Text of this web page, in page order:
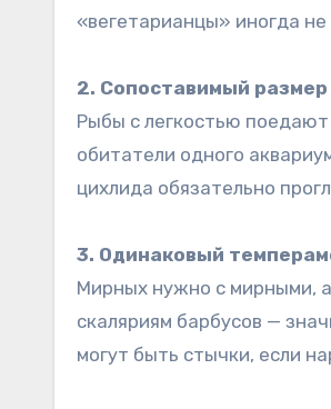
«вегетарианцы» иногда
2. Сопоставимый
Рыбы с легкостью
обитатели одного
цихлида обязательно
3. Одинаковый
Мирных нужно с мирными,
скаляриям барбусов —
могут быть стычки, если